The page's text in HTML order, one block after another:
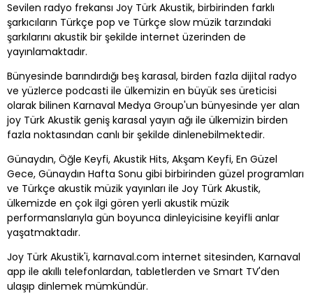
Sevilen radyo frekansı Joy Türk Akustik, birbirinden farklı
şarkıcıların Türkçe pop ve Türkçe slow müzik tarzındaki
şarkılarını akustik bir şekilde internet üzerinden de
yayınlamaktadır.
Bünyesinde barındırdığı beş karasal, birden fazla dijital radyo
ve yüzlerce podcasti ile ülkemizin en büyük ses üreticisi
olarak bilinen Karnaval Medya Group'un bünyesinde yer alan
joy Türk Akustik geniş karasal yayın ağı ile ülkemizin birden
fazla noktasından canlı bir şekilde dinlenebilmektedir.
Günaydın, Öğle Keyfi, Akustik Hits, Akşam Keyfi, En Güzel
Gece, Günaydın Hafta Sonu gibi birbirinden güzel programları
ve Türkçe akustik müzik yayınları ile Joy Türk Akustik,
ülkemizde en çok ilgi gören yerli akustik müzik
performanslarıyla gün boyunca dinleyicisine keyifli anlar
yaşatmaktadır.
Joy Türk Akustik'i, karnaval.com internet sitesinden, Karnaval
app ile akıllı telefonlardan, tabletlerden ve Smart TV'den
ulaşıp dinlemek mümkündür.